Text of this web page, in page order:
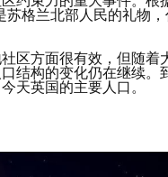
苏格兰北部人民的礼物
区方面很有效，但随着
结构的变化仍在继续。
天英国的主要人口。